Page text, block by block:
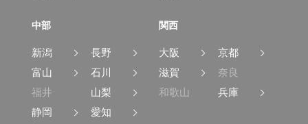
中部
新潟
長野
富山
石川
福井
山梨
静岡
愛知
関西
大阪
京都
滋賀
奈良
和歌山
兵庫